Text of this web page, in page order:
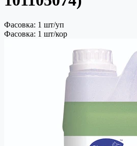
Фасовка: 1 шт/уп
Фасовка: 1 шт/кор